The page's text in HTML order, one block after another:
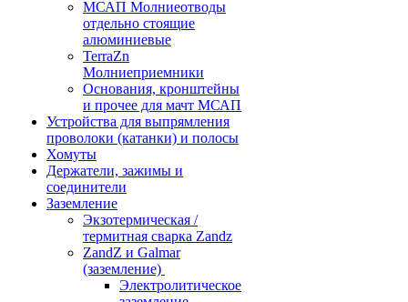
МСАП Молниеотводы
отдельно стоящие
алюминиевые
TerraZn
Молниеприемники
Основания, кронштейны
и прочее для мачт МСАП
Устройства для выпрямления
проволоки (катанки) и полосы
Хомуты
Держатели, зажимы и
соединители
Заземление
Экзотермическая /
термитная сварка Zandz
ZandZ и Galmar
(заземление)
Электролитическое